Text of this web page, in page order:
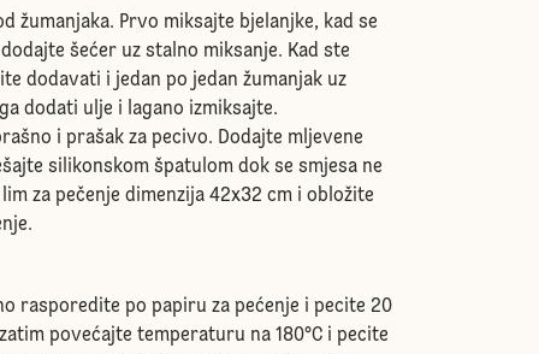
žumanjaka. Prvo miksajte bjelanjke, kad se
šećer uz stalno miksanje. Kad ste
dodavati i jedan po jedan žumanjak uz
dodati ulje i lagano izmiksajte.
i prašak za pecivo. Dodajte mljevene
silikonskom špatulom dok se smjesa ne
za pečenje dimenzija 42x32 cm i obložite
rasporedite po papiru za pećenje i pecite 20
povećajte temperaturu na 180°C i pecite